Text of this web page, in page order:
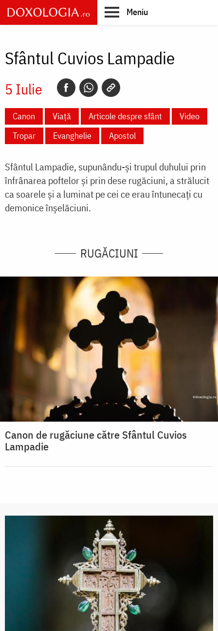
Skip
to
main
Meniu
Sfântul Cuvios Lampadie
5 Iulie
Canon Viață Articole despre sfânt
Video
Tropar
Evanghelie Apostol
Sfântul Lampadie, supunându-şi trupul duhului prin
înfrânarea poftelor şi prin dese rugăciuni, a strălucit
ca soarele şi a luminat pe cei ce erau întunecaţi cu
demonice înşelăciuni.
RUGĂCIUNI
Canon de rugăciune către Sfântul Cuvios
Lampadie